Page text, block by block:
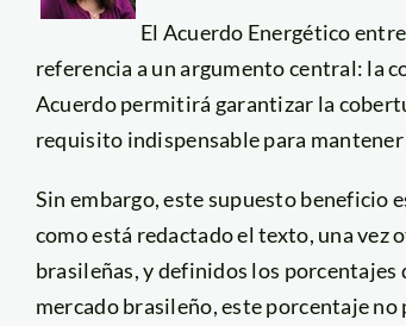
El Acuerdo Energético
referencia a un argumento central: la
Acuerdo permitirá garantizar la
requisito indispensable para
Sin embargo, este supuesto beneficio
como está redactado el texto, una vez
brasileñas, y definidos los
mercado brasileño, este porcentaje